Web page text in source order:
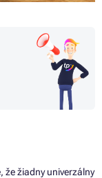
že žiadny univerzálny